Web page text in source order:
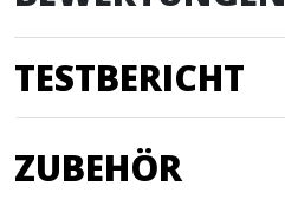
TESTBERICHT
ZUBEHÖR